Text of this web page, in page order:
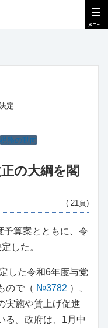
定
税務の動向
の大綱を閣
( 21頁)
予算案とともに、令
した。
した令和6年度与党
ので（ №3782 ）、
実施や賃上げ促進
る。政府は、1月中